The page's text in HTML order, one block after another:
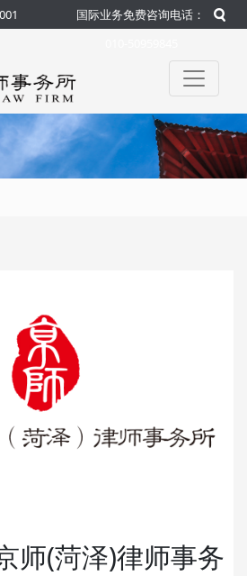
国际业务免费咨询电话：
师(菏泽)律师事务